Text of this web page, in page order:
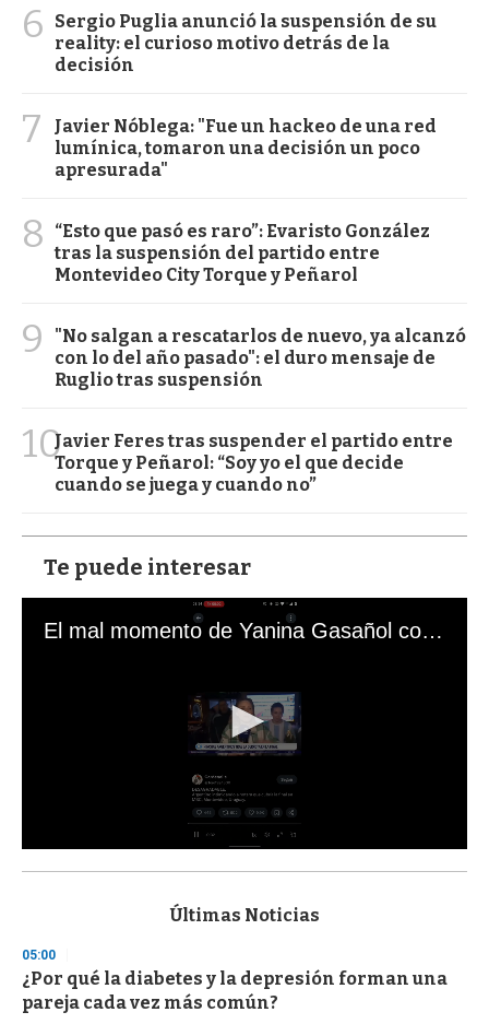
6
Sergio Puglia anunció la suspensión de su
reality: el curioso motivo detrás de la
decisión
7
Javier Nóblega: "Fue un hackeo de una red
lumínica, tomaron una decisión un poco
apresurada"
8
“Esto que pasó es raro”: Evaristo González
tras la suspensión del partido entre
Montevideo City Torque y Peñarol
9
"No salgan a rescatarlos de nuevo, ya alcanzó
con lo del año pasado": el duro mensaje de
Ruglio tras suspensión
10Javier Feres tras suspender el partido entre
Torque y Peñarol: “Soy yo el que decide
cuando se juega y cuando no”
Te puede interesar
El mal momento de Yanina Gasañol con un hincha argentino en "Subrayado"
s
d
s
o
f
Últimas Noticias
05:00
¿Por qué la diabetes y la depresión forman una
pareja cada vez más común?